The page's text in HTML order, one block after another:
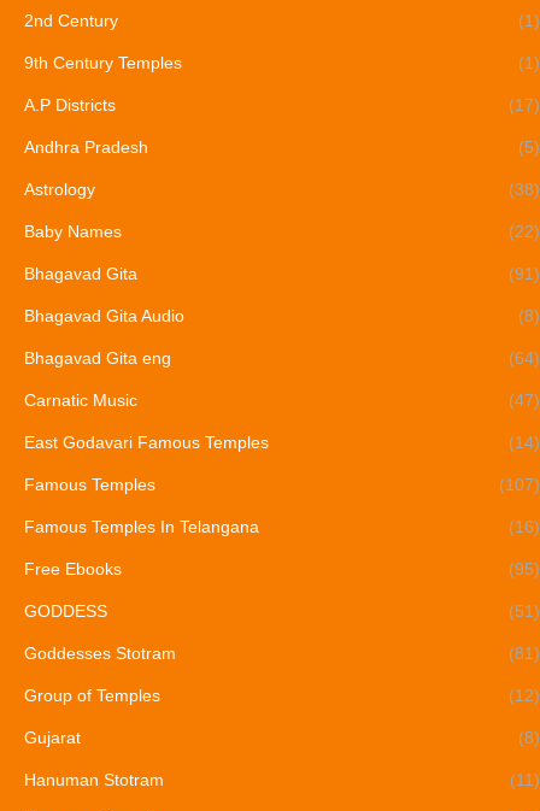
2nd Century (1)
9th Century Temples (1)
A.P Districts (17)
Andhra Pradesh (5)
Astrology (38)
Baby Names (22)
Bhagavad Gita (91)
Bhagavad Gita Audio (8)
Bhagavad Gita eng (64)
Carnatic Music (47)
East Godavari Famous Temples (14)
Famous Temples (107)
Famous Temples In Telangana (16)
Free Ebooks (95)
GODDESS (51)
Goddesses Stotram (81)
Group of Temples (12)
Gujarat (8)
Hanuman Stotram (11)